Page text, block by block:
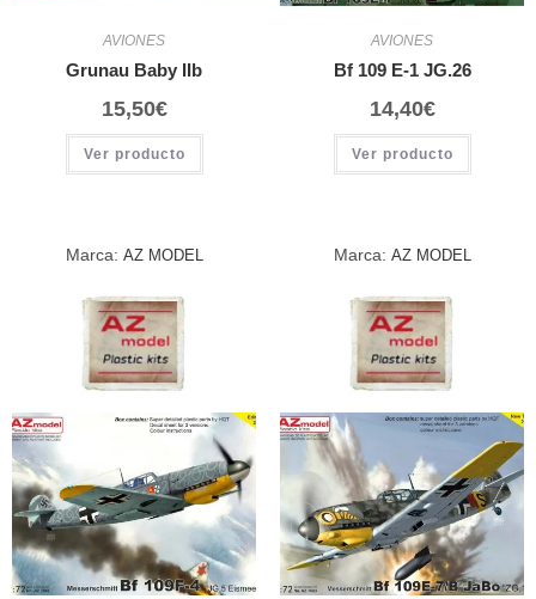
AVIONES
Grunau Baby IIb
15,50€
Ver producto
AVIONES
Bf 109 E-1 JG.26
14,40€
Ver producto
Marca: AZ MODEL Marca: AZ MODEL